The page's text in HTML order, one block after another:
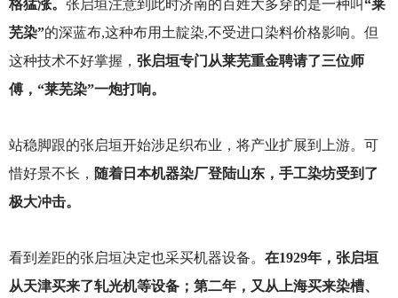
格猛涨。 张启垣注意到此时济南的百姓大多穿的是一种叫“莱
芜染”的深蓝布,这种布用土靛染,不受进口染料价格影响。但
这种技术不好掌握， 张启垣专门从莱芜重金聘请了三位师
傅，“莱芜染”一炮打响。
站稳脚跟的张启垣开始涉足织布业，将产业扩展到上游。可
惜好景不长， 随着日本机器染厂登陆山东，手工染坊受到了
极大冲击。
看到差距的张启垣决定也采买机器设备。 在1929年，张启垣
从天津买来了轧光机等设备；第二年，又从上海买来染槽、